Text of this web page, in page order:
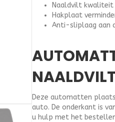
Naaldvilt kwaliteit
Hakplaat
Anti-sliplaag aan
NAALDVILT
Deze automatten
auto. De onderkant is
u hulp met het